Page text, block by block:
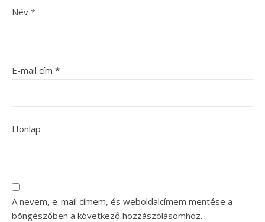
Név *
E-mail cím *
Honlap
A nevem, e-mail címem, és weboldalcímem mentése a
böngészőben a következő hozzászólásomhoz.